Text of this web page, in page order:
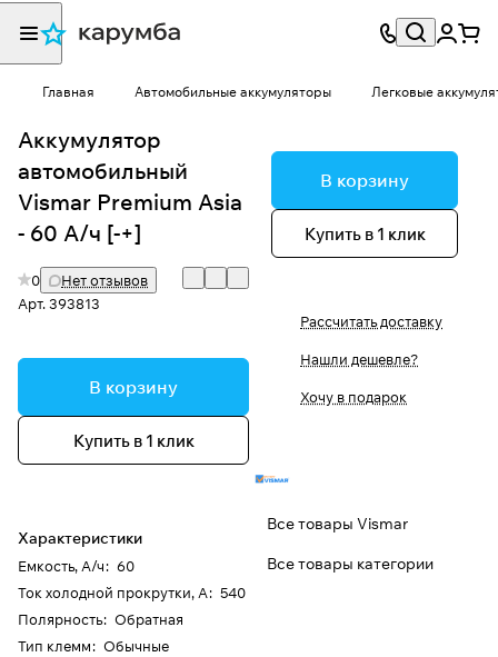
Главная Автомобильные аккумуляторы Легковые
Аккумулятор
автомобильный
Vismar Premium Asia
- 60 А/ч [-+]
0
Нет отзывов
Арт.393813
В корзину
Купить в 1 клик
Характеристики
Емкость, А/ч: 60
Ток холодной прокрутки, А: 540
Полярность: Обратная
Тип клемм: Обычные
В корзину
Купить в 1 клик
Рассчитать доставку
Нашли дешевле?
Хочу в подарок
Все товары Vismar
Все товары категории